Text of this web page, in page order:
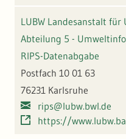
LUBW Landesanstalt
Abteilung 5 -
RIPS-Datenabgabe
Postfach 10 01 63
76231 Karlsruhe
rips@lubw.bwl.de
https://